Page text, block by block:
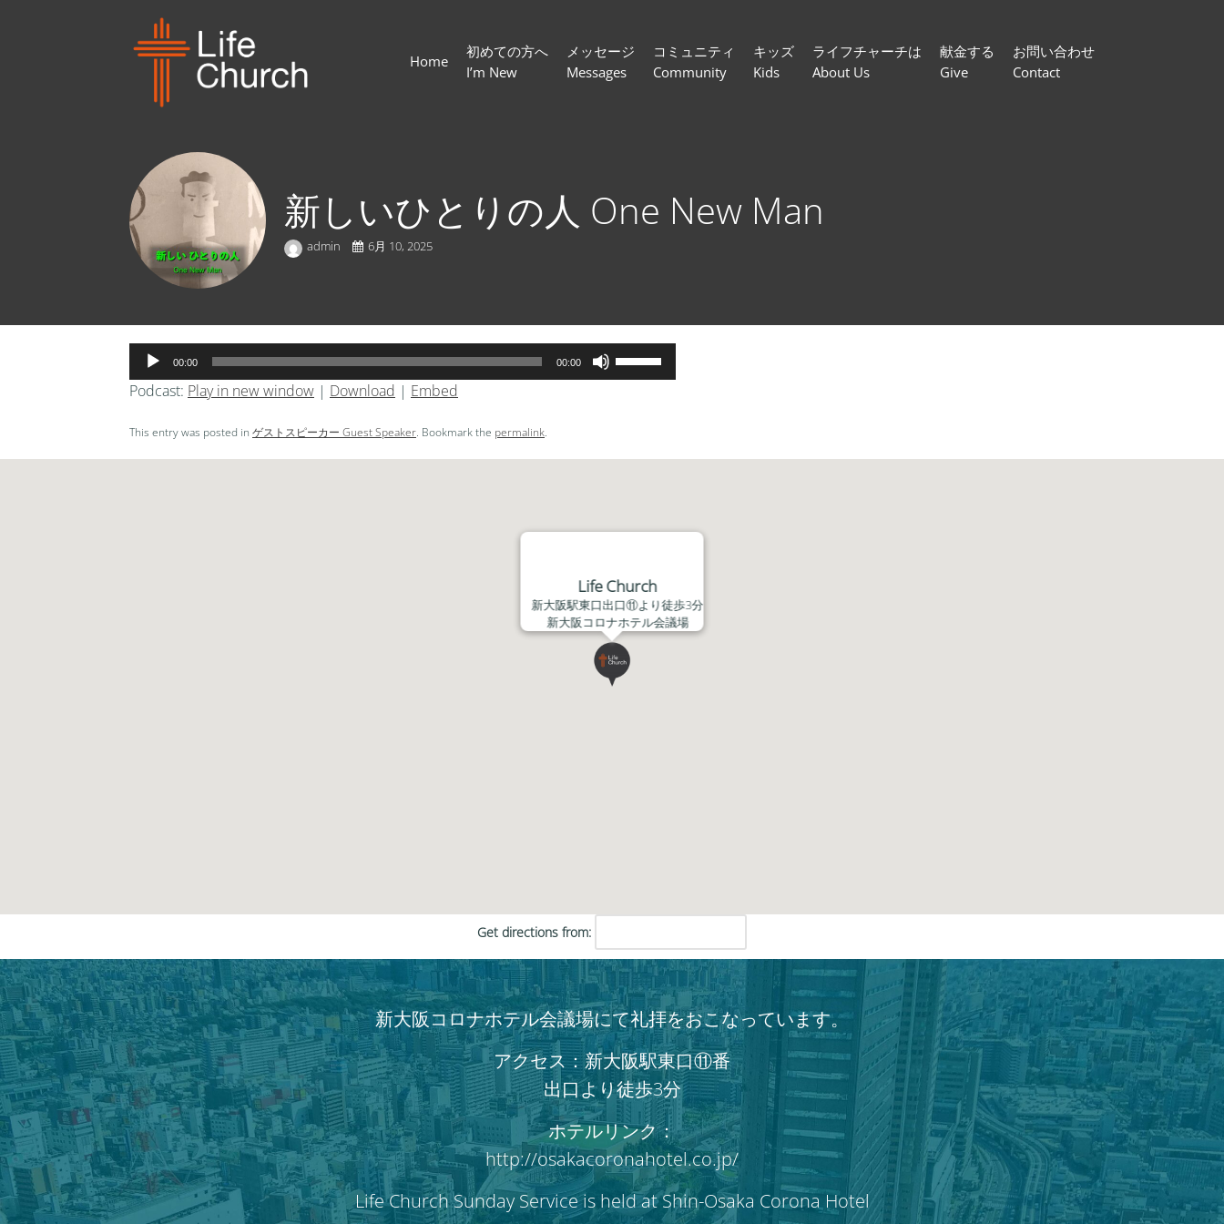
Home
初めての方へ
I’m New
メッセージ
Messages
コミュニティ
Community
キッズ
Kids
ライフチャーチは
About Us
献金する
Give
お問い合わせ
Contact
新しいひとりの人 One New Man
admin 6月 10, 2025
声
プ
ー
ヤ
00:00 00:00
調
は
矢
印
キ
ー
を
Podcast: Play in new window | Download | Embed
This entry was posted in ゲストスピーカー Guest Speaker. Bookmark the permalink.
Life Church
新大阪駅東口出口⑪より徒歩3分
新大阪コロナホテル会議場
Get directions from:
新大阪コロナホテル会議場にて礼拝をおこなっています。
アクセス：新大阪駅東口⑪番
出口より徒歩3分
ホテルリンク：
http://osakacoronahotel.co.jp/
Life Church Sunday Service is held at Shin-Osaka Corona Hotel